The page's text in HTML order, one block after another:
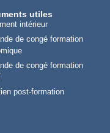
utiles
intérieur
de congé formation
de congé formation
post-formation